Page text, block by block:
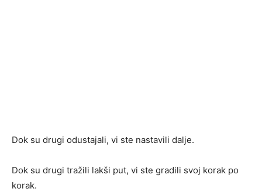
Dok su drugi odustajali, vi ste nastavili dalje.
Dok su drugi tražili lakši put, vi ste gradili svoj korak po
korak.